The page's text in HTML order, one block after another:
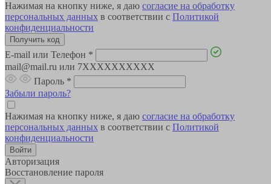
Нажимая на кнопку ниже, я даю согласие на обработку
персональных данных в соответствии с Политикой
конфиденциальности
E-mail или Телефон *
mail@mail.ru или 7XXXXXXXXXX
Пароль *
Забыли пароль?
Нажимая на кнопку ниже, я даю согласие на обработку
персональных данных в соответствии с Политикой
конфиденциальности
Авторизация
Восстановление пароля